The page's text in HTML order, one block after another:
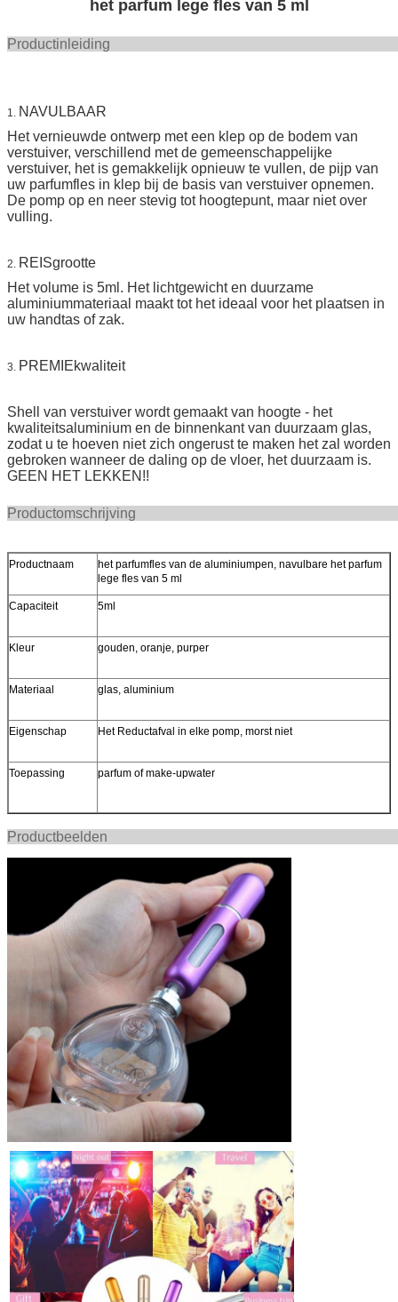
het parfum lege fles van 5 ml
1. NAVULBAAR
Het vernieuwde ontwerp met een klep op de bodem van
verstuiver, verschillend met de gemeenschappelijke
verstuiver, het is gemakkelijk opnieuw te vullen, de pijp van
uw parfumfles in klep bij de basis van verstuiver opnemen.
De pomp op en neer stevig tot hoogtepunt, maar niet over
vulling.
2. REISgrootte
Het volume is 5ml. Het lichtgewicht en duurzame
aluminiummateriaal maakt tot het ideaal voor het plaatsen in
uw handtas of zak.
3. PREMIEkwaliteit
Shell van verstuiver wordt gemaakt van hoogte - het
kwaliteitsaluminium en de binnenkant van duurzaam glas,
zodat u te hoeven niet zich ongerust te maken het zal worden
gebroken wanneer de daling op de vloer, het duurzaam is.
GEEN HET LEKKEN!!
Productnaam
het parfumfles van de aluminiumpen, navulbare het parfum
lege fles van 5 ml
Capaciteit 5ml
Kleur gouden, oranje, purper
Materiaal glas, aluminium
Eigenschap Het Reductafval in elke pomp, morst niet
Toepassing parfum of make-upwater